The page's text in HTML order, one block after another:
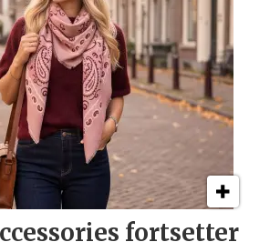
fortsetter